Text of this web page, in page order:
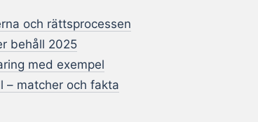
och rättsprocessen
behåll 2025
med exempel
– matcher och fakta